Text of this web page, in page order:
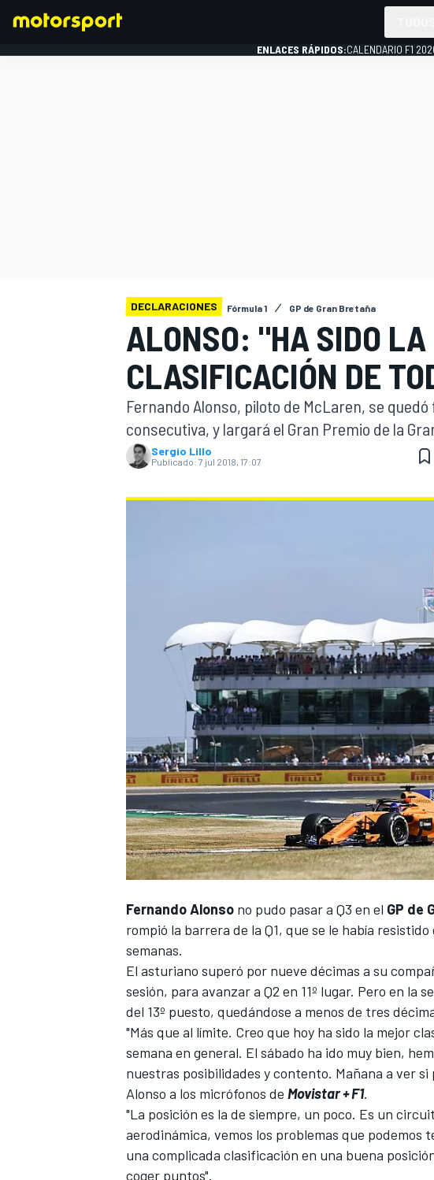
INDYCAR
NASCAR CUP
FÓRMULA E
ENLACES RÁPIDOS:CALENDARIO F1
DECLARACIONES Fórmula 1 GP de Gran Bretaña
ALONSO: "HA SIDO LA
CLASIFICACIÓN DE
Fernando Alonso, piloto de McLaren, se
consecutiva, y largará el Gran Premio de la
Sergio Lillo
Publicado: 7 jul 2018, 17:07
Fernando Alonso no pudo pasar a Q3 en el GP de
rompió la barrera de la Q1, que se le había
semanas.
El asturiano superó por nueve décimas a su
sesión, para avanzar a Q2 en 11º lugar. Pero en la
del 13º puesto, quedándose a menos de tres
"Más que al límite. Creo que hoy ha sido la mejor
semana en general. El sábado ha ido muy bien,
nuestras posibilidades y contento. Mañana a ver
Alonso a los micrófonos de Movistar + F1.
"La posición es la de siempre, un poco. Es un
aerodinámica, vemos los problemas que podemos
una complicada clasificación en una buena
coger puntos".